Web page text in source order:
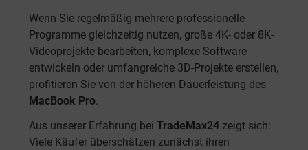
Wenn Sie regelmäßig mehrere professionelle
Programme gleichzeitig nutzen, große 4K- oder 8K-
Videoprojekte bearbeiten, komplexe Software
entwickeln oder umfangreiche 3D-Projekte erstellen,
profitieren Sie von der höheren Dauerleistung des
MacBook Pro.
Aus unserer Erfahrung bei TradeMax24 zeigt sich:
Viele Käufer überschätzen zunächst ihren